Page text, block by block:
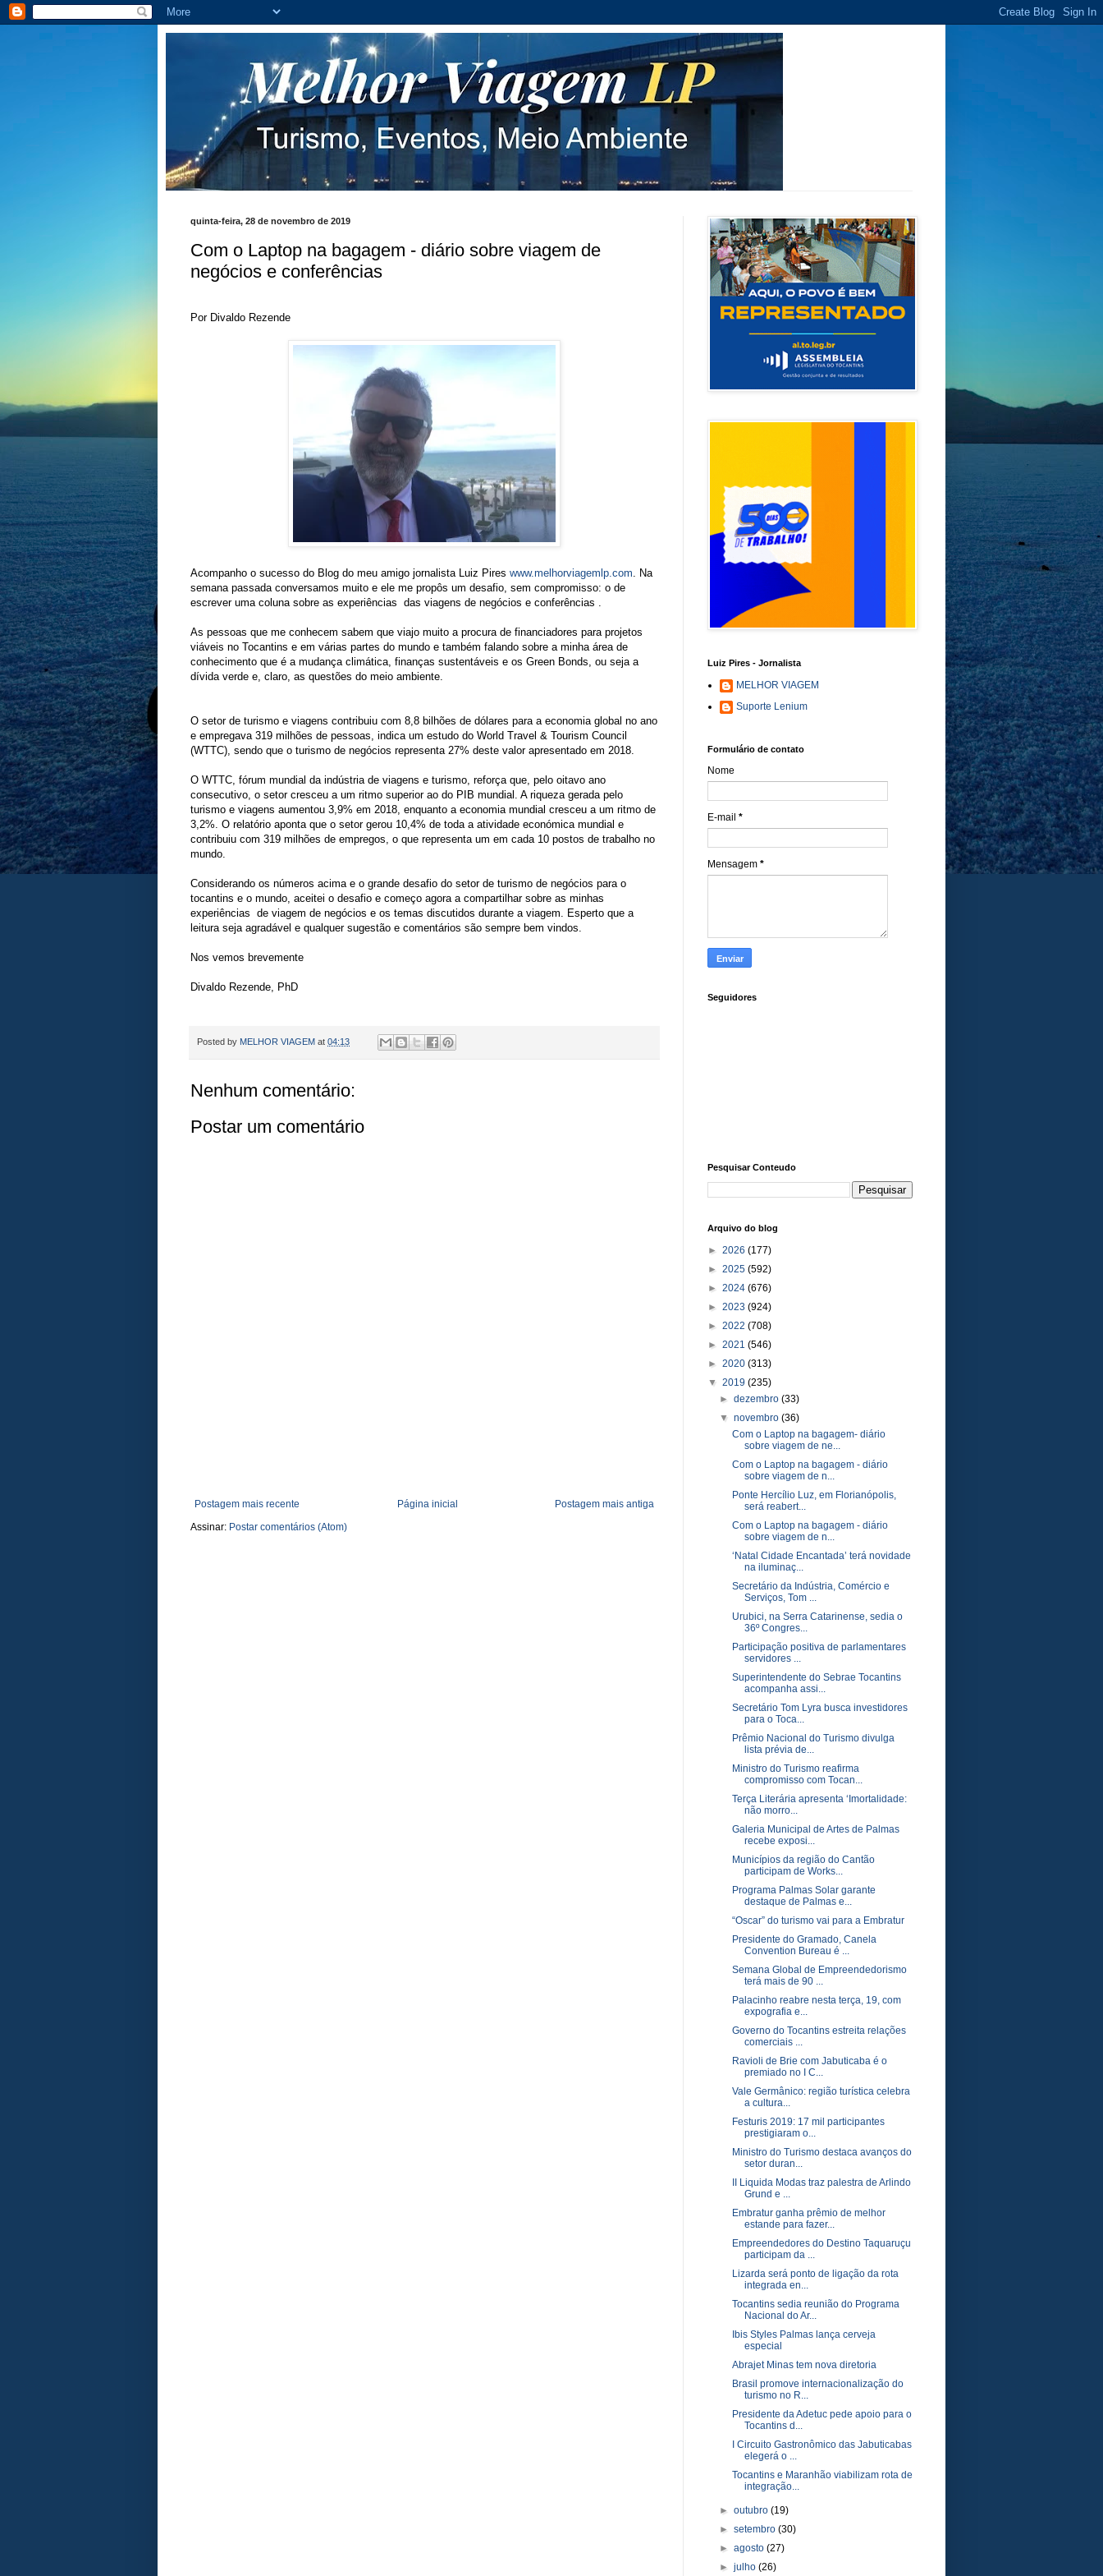
quinta-feira, 28 de novembro de 2019
Com o Laptop na bagagem - diário sobre viagem de
negócios e conferências
Por Divaldo Rezende
Acompanho o sucesso do Blog do meu amigo jornalista Luiz Pires www.melhorviagemlp.com . Na
semana passada conversamos muito e ele me propôs um desafio, sem compromisso: o de
escrever uma coluna sobre as experiências das viagens de negócios e conferências .
As pessoas que me conhecem sabem que viajo muito a procura de financiadores para projetos
viáveis no Tocantins e em várias partes do mundo e também falando sobre a minha área de
conhecimento que é a mudança climática, finanças sustentáveis e os Green Bonds, ou seja a
dívida verde e, claro, as questões do meio ambiente.
O setor de turismo e viagens contribuiu com 8,8 bilhões de dólares para a economia global no ano
e empregava 319 milhões de pessoas, indica um estudo do World Travel & Tourism Council
(WTTC), sendo que o turismo de negócios representa 27% deste valor apresentado em 2018.
O WTTC, fórum mundial da indústria de viagens e turismo, reforça que, pelo oitavo ano
consecutivo, o setor cresceu a um ritmo superior ao do PIB mundial. A riqueza gerada pelo
turismo e viagens aumentou 3,9% em 2018, enquanto a economia mundial cresceu a um ritmo de
3,2%. O relatório aponta que o setor gerou 10,4% de toda a atividade económica mundial e
contribuiu com 319 milhões de empregos, o que representa um em cada 10 postos de trabalho no
mundo.
Considerando os números acima e o grande desafio do setor de turismo de negócios para o
tocantins e o mundo, aceitei o desafio e começo agora a compartilhar sobre as minhas
experiências de viagem de negócios e os temas discutidos durante a viagem. Esperto que a
leitura seja agradável e qualquer sugestão e comentários são sempre bem vindos.
Nos vemos brevemente
Divaldo Rezende, PhD
Posted by MELHOR VIAGEM at 04:13
Nenhum comentário:
Postar um comentário
Postagem mais recente Postagem mais antiga
Página inicial
Assinar: Postar comentários (Atom)
Luiz Pires - Jornalista
MELHOR VIAGEM
Suporte Lenium
Formulário de contato
Nome
E-mail *
Mensagem *
Seguidores
Pesquisar Conteudo
Arquivo do blog
► 2026 (177)
► 2025 (592)
► 2024 (676)
► 2023 (924)
► 2022 (708)
► 2021 (546)
► 2020 (313)
▼ 2019 (235)
►dezembro(33)
▼novembro(36)
Com o Laptop na bagagem- diário
sobre viagem de ne...
Com o Laptop na bagagem - diário
sobre viagem de n...
Ponte Hercílio Luz, em Florianópolis,
será reabert...
Com o Laptop na bagagem - diário
sobre viagem de n...
‘Natal Cidade Encantada’ terá novidade
na iluminaç...
Secretário da Indústria, Comércio e
Serviços, Tom ...
Urubici, na Serra Catarinense, sedia o
36º Congres...
Participação positiva de parlamentares
servidores ...
Superintendente do Sebrae Tocantins
acompanha assi...
Secretário Tom Lyra busca investidores
para o Toca...
Prêmio Nacional do Turismo divulga
lista prévia de...
Ministro do Turismo reafirma
compromisso com Tocan...
Terça Literária apresenta ‘Imortalidade:
não morro...
Galeria Municipal de Artes de Palmas
recebe exposi...
Municípios da região do Cantão
participam de Works...
Programa Palmas Solar garante
destaque de Palmas e...
“Oscar” do turismo vai para a Embratur
Presidente do Gramado, Canela
Convention Bureau é ...
Semana Global de Empreendedorismo
terá mais de 90 ...
Palacinho reabre nesta terça, 19, com
expografia e...
Governo do Tocantins estreita relações
comerciais ...
Ravioli de Brie com Jabuticaba é o
premiado no I C...
Vale Germânico: região turística celebra
a cultura...
Festuris 2019: 17 mil participantes
prestigiaram o...
Ministro do Turismo destaca avanços do
setor duran...
II Liquida Modas traz palestra de Arlindo
Grund e ...
Embratur ganha prêmio de melhor
estande para fazer...
Empreendedores do Destino Taquaruçu
participam da ...
Lizarda será ponto de ligação da rota
integrada en...
Tocantins sedia reunião do Programa
Nacional do Ar...
Ibis Styles Palmas lança cerveja
especial
Abrajet Minas tem nova diretoria
Brasil promove internacionalização do
turismo no R...
Presidente da Adetuc pede apoio para o
Tocantins d...
I Circuito Gastronômico das Jabuticabas
elegerá o ...
Tocantins e Maranhão viabilizam rota de
integração...
►outubro(19)
►setembro(30)
►agosto(27)
►julho(26)